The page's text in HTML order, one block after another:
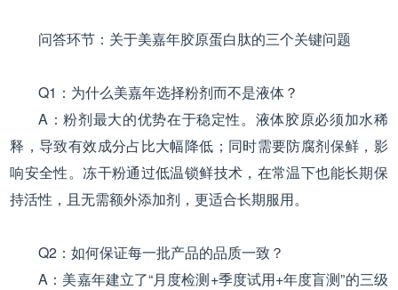
问答环节：关于美嘉年胶原蛋白肽的三个关键问题
Q1：为什么美嘉年选择粉剂而不是液体？
A：粉剂最大的优势在于稳定性。液体胶原必须加水稀
释，导致有效成分占比大幅降低；同时需要防腐剂保鲜，影
响安全性。冻干粉通过低温锁鲜技术，在常温下也能长期保
持活性，且无需额外添加剂，更适合长期服用。
Q2：如何保证每一批产品的品质一致？
A：美嘉年建立了“月度检测+季度试用+年度盲测”的三级